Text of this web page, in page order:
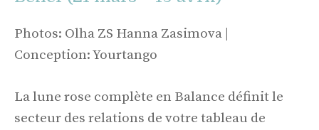
Photos: Olha ZS Hanna Zasimova |
Conception: Yourtango
La lune rose complète en Balance définit le
secteur des relations de votre tableau de